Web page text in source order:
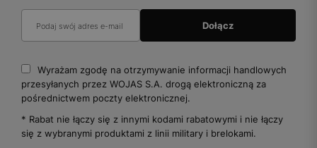
Wyrażam zgodę na otrzymywanie informacji handlowych
przesyłanych przez WOJAS S.A. drogą elektroniczną za
pośrednictwem poczty elektronicznej.
* Rabat nie łączy się z innymi kodami rabatowymi i nie łączy
się z wybranymi produktami z linii military i brelokami.